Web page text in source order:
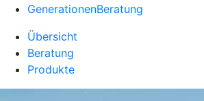
GenerationenBeratung
Übersicht
Beratung
Produkte